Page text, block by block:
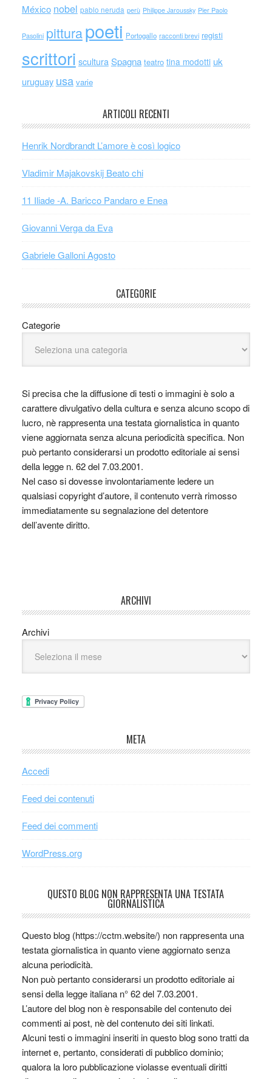
México nobel pablo neruda perù Philippe Jaroussky Pier Paolo
Pasolini pitturapoeti Portogallo racconti brevi registi
scrittori scultura Spagna teatro tina modotti uk
uruguay usa varie
ARTICOLI RECENTI
Henrik Nordbrandt L’amore è così logico
Vladimir Majakovskij Beato chi
11 Iliade -A. Baricco Pandaro e Enea
Giovanni Verga da Eva
Gabriele Galloni Agosto
CATEGORIE
Categorie
Si precisa che la diffusione di testi o immagini è solo a
carattere divulgativo della cultura e senza alcuno scopo di
lucro, nè rappresenta una testata giornalistica in quanto
viene aggiornata senza alcuna periodicità specifica. Non
può pertanto considerarsi un prodotto editoriale ai sensi
della legge n. 62 del 7.03.2001.
Nel caso si dovesse involontariamente ledere un
qualsiasi copyright d’autore, il contenuto verrà rimosso
immediatamente su segnalazione del detentore
dell’avente diritto.
ARCHIVI
Archivi
META
Accedi
Feed dei contenuti
Feed dei commenti
WordPress.org
QUESTO BLOG NON RAPPRESENTA UNA TESTATA
GIORNALISTICA
Questo blog (https://cctm.website/) non rappresenta una
testata giornalistica in quanto viene aggiornato senza
alcuna periodicità.
Non può pertanto considerarsi un prodotto editoriale ai
sensi della legge italiana n° 62 del 7.03.2001.
L’autore del blog non è responsabile del contenuto dei
commenti ai post, nè del contenuto dei siti linkati.
Alcuni testi o immagini inseriti in questo blog sono tratti da
internet e, pertanto, considerati di pubblico dominio;
qualora la loro pubblicazione violasse eventuali diritti